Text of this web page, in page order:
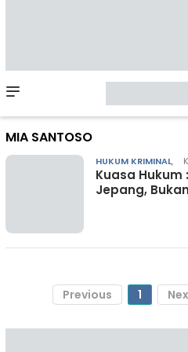
Menu
MIA SANTOSO
HUKUM KRIMINAL,
Kuasa Hukum
Jepang,
Previous 1